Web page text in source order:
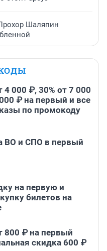
Шаляпин
4 000 ₽, 30% от 7 000
₽ на первый и все
по промокоду
ВО и СПО в первый
на первую и
билетов на
800 ₽ на первый
скидка 600 ₽